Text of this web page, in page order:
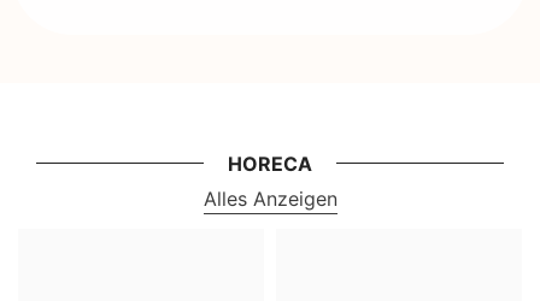
HORECA
Alles Anzeigen